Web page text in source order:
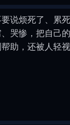
说烦死了、 累死
、 哭惨 ， 把自己的
帮助 ， 还被人轻视